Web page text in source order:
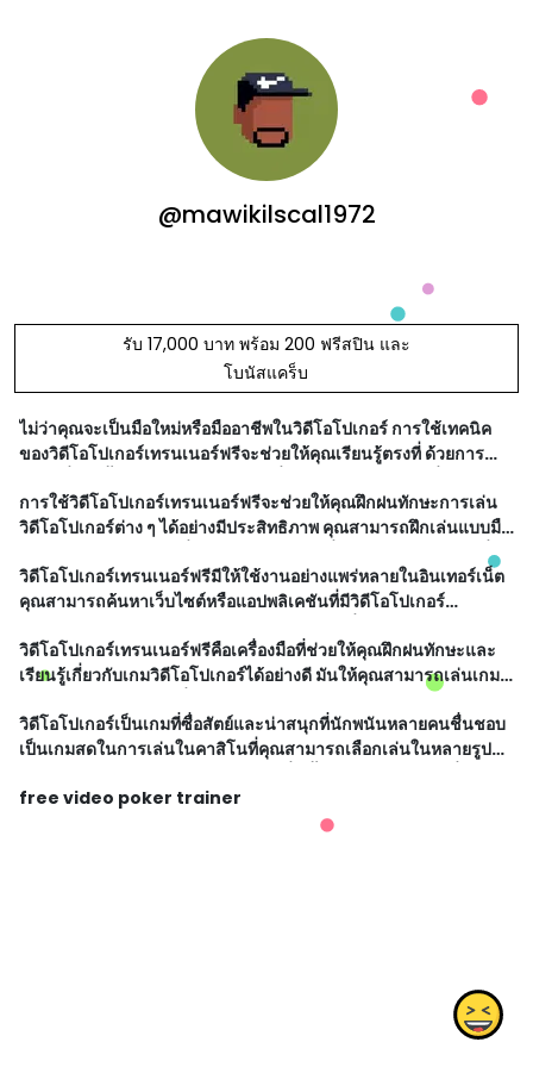
@mawikilscal1972
รับ 17,000 บาท พร้อม 200 ฟรีสปิน และ
โบนัสแคร็บ
ไม่ว่าคุณจะเป็นมือใหม่หรือมืออาชีพในวิดีโอโปเกอร์ การใช้เทคนิค
ของวิดีโอโปเกอร์เทรนเนอร์ฟรีจะช่วยให้คุณเรียนรู้ตรงที่ ด้วยการ
ในการชนะและเ
การใช้วิดีโอโปเกอร์เทรนเนอร์ฟรีจะช่วยให้คุณฝึกฝนทักษะการเล่น
วิดีโอโปเกอร์ต่าง ๆ ได้อย่างมีประสิทธิภาพ คุณสามารถฝึกเล่นแบบมือ
ใหม่หรือปรับปรุงทักษะที่มีอยู่ได้ ด้วยรูปแบบที่เหมือนจริงและอะไรที่
คุณจะพบใน
วิดีโอโปเกอร์เทรนเนอร์ฟรีมีให้ใช้งานอย่างแพร่หลายในอินเทอร์เน็ต
คุณสามารถค้นหาเว็บไซต์หรือแอปพลิเคชันที่มีวิดีโอโปเกอร์
จะได้รับเครดิตเ
วิดีโอโปเกอร์เทรนเนอร์ฟรีคือเครื่องมือที่ช่วยให้คุณฝึกฝนทักษะและ
เรียนรู้เกี่ยวกับเกมวิดีโอโปเกอร์ได้อย่างดี มันให้คุณสามารถเล่นเกม
หรือเล่น
วิดีโอโปเกอร์เป็นเกมที่ซื่อสัตย์และน่าสนุกที่นักพนันหลายคนชื่นชอบ
เป็นเกมสดในการเล่นในคาสิโนที่คุณสามารถเลือกเล่นในหลายรูป
เราขอแนะนำว
free video poker trainer